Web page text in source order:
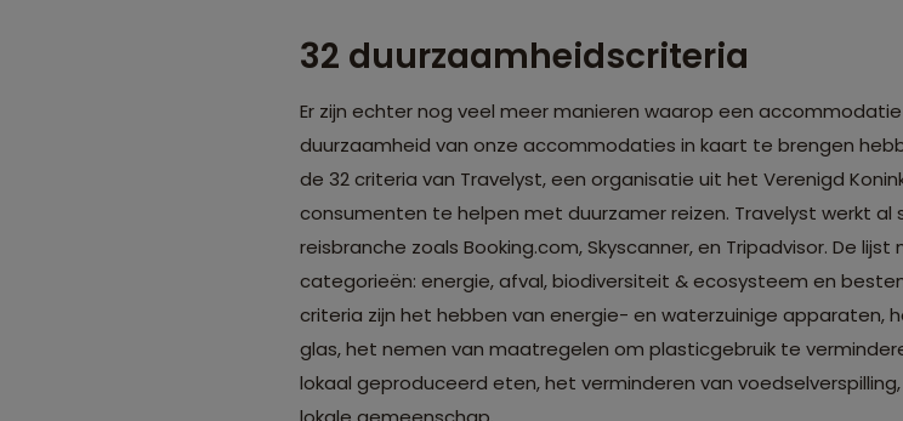
32 duurzaamheidscriteria
Er zijn echter nog veel meer manieren waarop een
duurzaamheid van onze accommodaties in kaart te brengen
de 32 criteria van Travelyst, een organisatie uit het Verenigd
consumenten te helpen met duurzamer reizen. Travelyst werkt
reisbranche zoals Booking.com, Skyscanner, en Tripadvisor. De
categorieën: energie, afval, biodiversiteit & ecosysteem en
criteria zijn het hebben van energie- en waterzuinige apparaten,
glas, het nemen van maatregelen om plasticgebruik te
lokaal geproduceerd eten, het verminderen van